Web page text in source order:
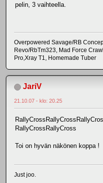
pelin, 3 vaihteella.
Overpowered Savage/RB
Revo/RbTm323, Mad Force
Pro,Xray T1, Homemade Tuber
JariV
21.10.07 - klo: 20.25
RallyCrossRallyCross
Toi on hyvän näkönen koppa !
Just joo.